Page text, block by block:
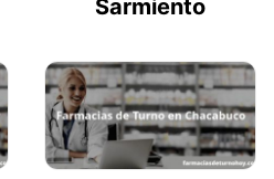
Sarmiento